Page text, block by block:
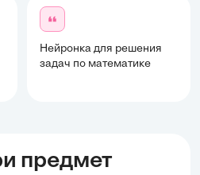
Нейронка для решения
задач по математике
предмет